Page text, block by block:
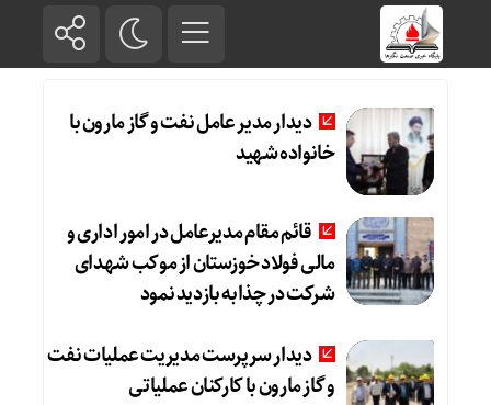
دیدار مدیر عامل نفت و گاز مارون با
خانواده شهید
قائم مقام مدیرعامل در امور اداری و
مالی فولاد خوزستان از موکب شهدای
شرکت در چذابه بازدید نمود
دیدار سرپرست مدیریت عملیات نفت
و گاز مارون با کارکنان عملیاتی